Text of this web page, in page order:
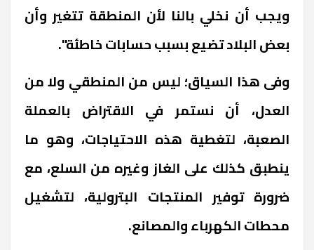
ويجب أن نخلي بالنا لأن المنطقة تتغير وأن
بعض البلاد تضيع بسبب حسابات خاطئة".
وفى هذا السياق؛ ليس من المنطقي ولا من
العدل، أن نستمر في الاقتراض بالعملة
الصعبة، لتغطية هذه الاحتياجات، وهو ما
ينطبق كذلك على الغاز وغيره من السلع، مع
ضرورة توفير المنتجات البترولية، لتشغيل
محطات الكهرباء والمصانع.